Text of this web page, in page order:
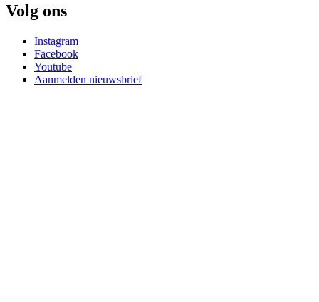
Volg ons
Instagram
Facebook
Youtube
Aanmelden nieuwsbrief